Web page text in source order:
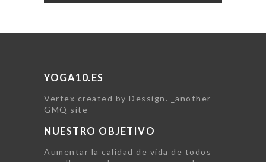
YOGA10.ES
Vertex created by Dessign. _another
GMQ site
NUESTRO OBJETIVO
Aumentar la calidad de vida de todos